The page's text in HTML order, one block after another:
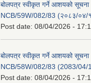
बोलपत्र स्वीकृत गर्ने आशयको सूचना
NCB/59W/082/83 (२०८३/०४/
Post date: 08/04/2026 -
बोलपत्र स्वीकृत गर्ने आशयको सूचना
NCB/58W/082/83 (2083/04/
Post date: 08/04/2026 -